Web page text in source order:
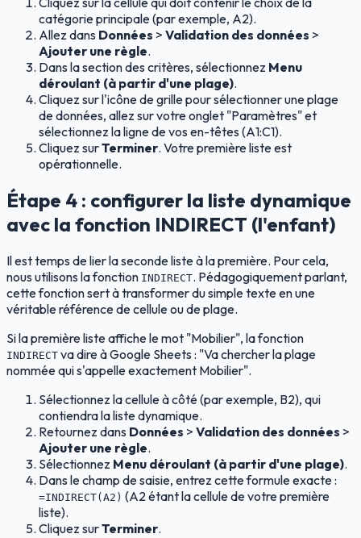
catégorie principale (par exemple, A2).
Allez dans Données > Validation des données >
Ajouter une règle.
Dans la section des critères, sélectionnez Menu
déroulant (à partir d'une plage).
Cliquez sur l'icône de grille pour sélectionner une plage
de données, allez sur votre onglet "Paramètres" et
sélectionnez la ligne de vos en-têtes (A1:C1).
Cliquez surTerminer. Votre première liste est
opérationnelle.
Étape 4 : configurer la liste dynamique
avec la fonction INDIRECT (l'enfant)
Il est temps de lier la seconde liste à la première. Pour cela,
nous utilisons la fonction INDIRECT. Pédagogiquement parlant,
cette fonction sert à transformer du simple texte en une
véritable référence de cellule ou de plage.
Si la première liste affiche le mot "Mobilier", la fonction
INDIRECT va dire à Google Sheets : "Va chercher la plage
nommée qui s'appelle exactement Mobilier".
Sélectionnez la cellule à côté (par exemple, B2), qui
contiendra la liste dynamique.
Retournez dans Données > Validation des données >
Ajouter une règle.
Sélectionnez Menu déroulant (à partir d'une plage).
Dans le champ de saisie, entrez cette formule exacte :
=INDIRECT(A2) (A2 étant la cellule de votre première
liste).
Cliquez surTerminer.